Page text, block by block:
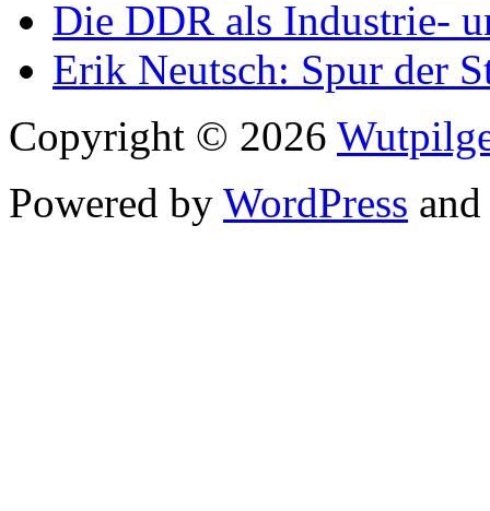
Die DDR als Industrie-
Erik Neutsch: Spur der
Copyright © 2026
Powered by WordPress